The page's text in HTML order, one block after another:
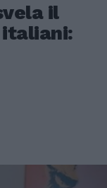
il
italiani: